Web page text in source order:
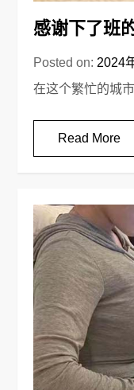
感谢下了班
Posted on: 2024
在这个繁忙的城
Read More